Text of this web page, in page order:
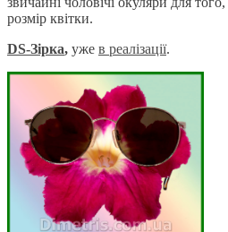
розмір квітки.
DS-Зірка, уже в реалізації.